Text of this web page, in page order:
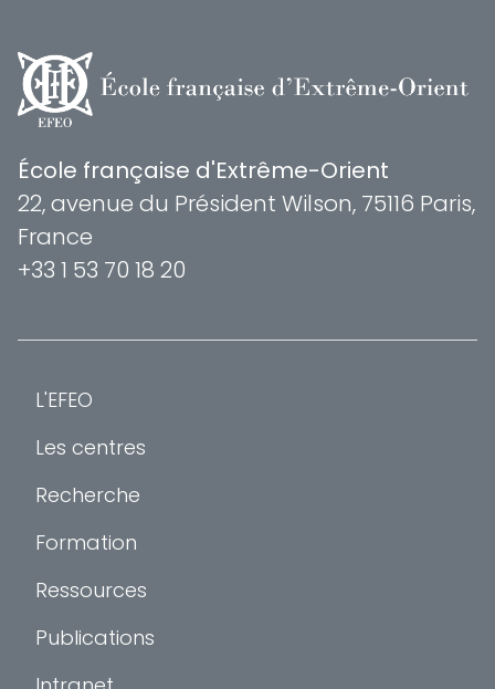
École française d'Extrême-Orient
22, avenue du Président Wilson, 75116 Paris,
France
+33 1 53 70 18 20
L'EFEO
Les centres
Recherche
Formation
Ressources
Publications